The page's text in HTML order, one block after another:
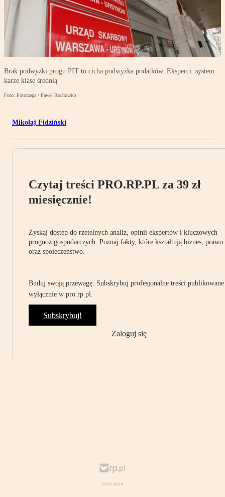
Brak podwyżki progu PIT to cicha podwyżka podatków. Eksperci: system
karze klasę średnią
Foto: Fotorzepa / Paweł Rochowicz
Mikołaj Fidziński
Czytaj treści PRO.RP.PL za 39 zł
miesięcznie!
Zyskaj dostęp do rzetelnych analiz, opinii ekspertów i kluczowych
prognoz gospodarczych. Poznaj fakty, które kształtują biznes, prawo
oraz społeczeństwo.
Buduj swoją przewagę. Subskrybuj profesjonalne treści publikowane
wyłącznie w pro.rp.pl.
Subskrybuj!
Zaloguj się